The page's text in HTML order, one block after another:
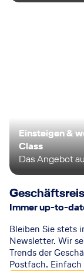
Einsteigen &
Class
Das Angebot
Immer up-to-
Bleiben Sie stets
Newsletter. Wir
Trends der
Postfach.